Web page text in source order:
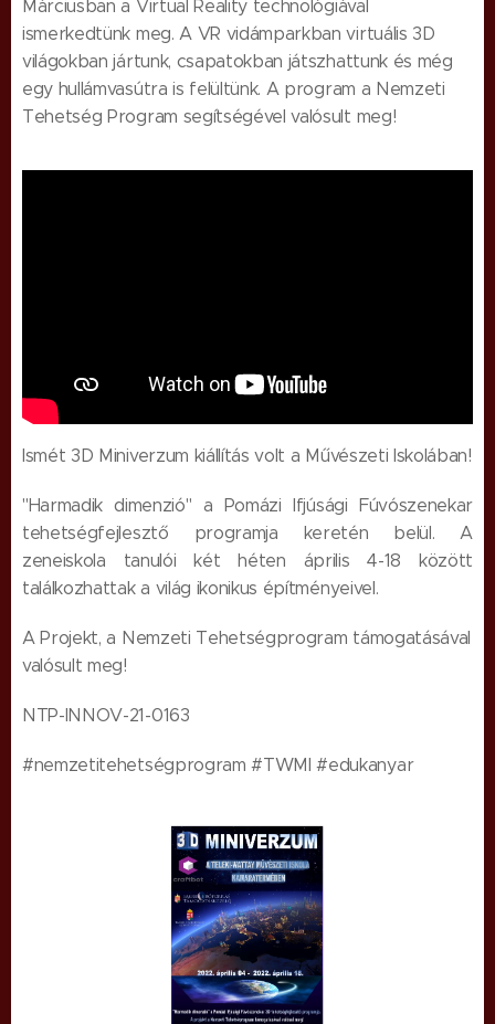
Márciusban a Virtual Reality technológiával
ismerkedtünk meg. A VR vidámparkban virtuális 3D
világokban jártunk, csapatokban játszhattunk és még
egy hullámvasútra is felültünk. A program a Nemzeti
Tehetség Program segítségével valósult meg!
Ismét 3D Miniverzum kiállítás volt a Művészeti Iskolában!
"Harmadik dimenzió" a Pomázi Ifjúsági Fúvószenekar
tehetségfejlesztő programja keretén belül. A
zeneiskola tanulói két héten április 4-18 között
találkozhattak a világ ikonikus építményeivel.
A Projekt, a Nemzeti Tehetségprogram támogatásával
valósult meg!
NTP-INNOV-21-0163
#nemzetitehetségprogram #TWMI #edukanyar